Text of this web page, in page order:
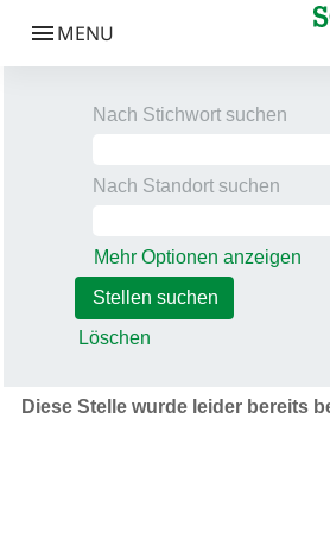
Nach Stichwort suchen
Nach Standort suchen
Mehr Optionen anzeigen
Löschen
Diese Stelle wurde leider bereits